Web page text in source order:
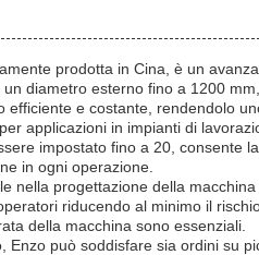
prodotta in Cina, è un
diametro esterno fino a 1200
e costante, rendendolo
applicazioni in impianti di
impostato fino a 20, consente
in ogni operazione.
nella progettazione della
riducendo al minimo il
della macchina sono essenziali.
può soddisfare sia ordini su